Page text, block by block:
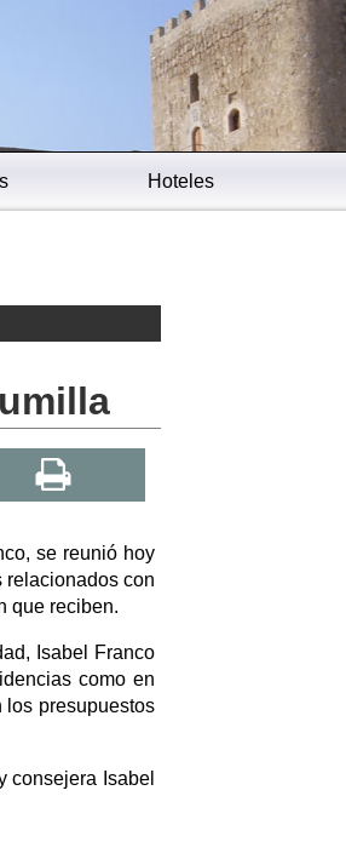
Hoteles
se reunió hoy
relacionados con
que reciben.
Isabel Franco
como en
los presupuestos
consejera Isabel